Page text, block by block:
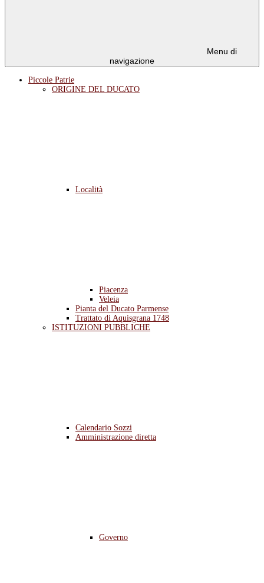
Menu di
navigazione
Piccole Patrie
ORIGINE DEL DUCATO
Località
Piacenza
Veleia
Pianta del Ducato Parmense
Trattato di Aquisgrana 1748
ISTITUZIONI PUBBLICHE
Calendario Sozzi
Amministrazione diretta
Governo